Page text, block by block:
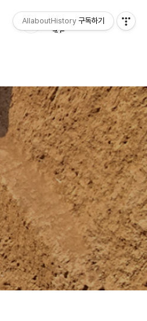
AllaboutHistory 구독하기